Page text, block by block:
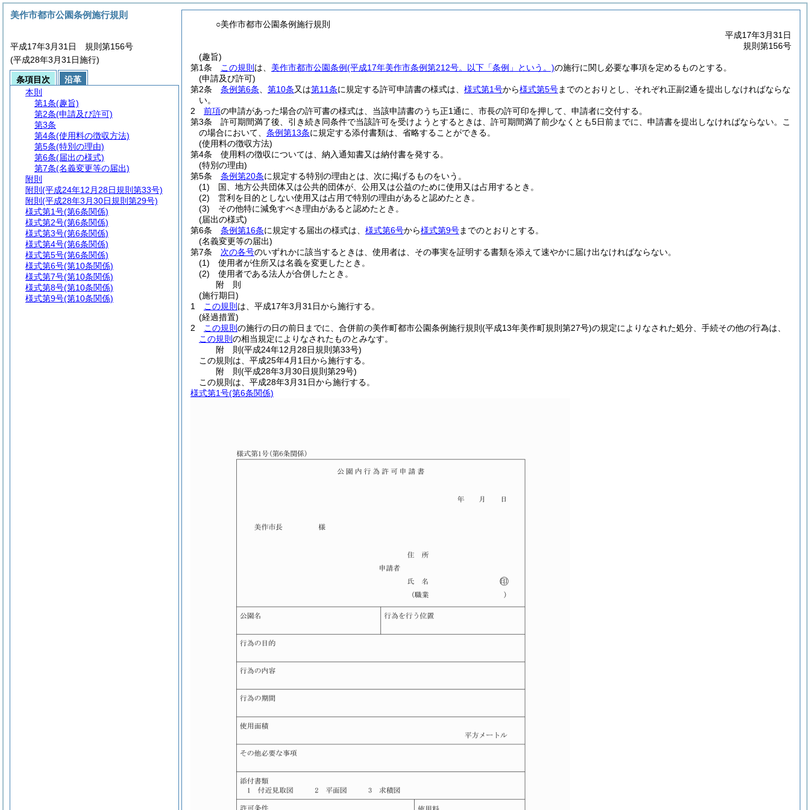
○美作市都市公園条例施行規則
平成17年3月31日
規則第156号
(趣旨)
第1条
この規則 は、 美作市都市公園条例(平成17年美作市条例第212号。以下「条例」という。)の施行に関し必要な事項を定めるものとする。
(申請及び許可)
第2条
条例第6条 第10条又は第11条に規定する許可申請書の様式は、 様式第1号から様式第5号までのとおりとし、それぞれ正副2通を提出しなければならな
い。
2
前項の申請があった場合の許可書の様式は、当該申請書のうち正1通に、市長の許可印を押して、申請者に交付する。
第3条
許可期間満了後、引き続き同条件で当該許可を受けようとするときは、許可期間満了前少なくとも5日前までに、申請書を提出しなければならない。
こ
の場合において、 条例第13条に規定する添付書類は、省略することができる。
(使用料の徴収方法)
第4条
使用料の徴収については、納入通知書又は納付書を発する。
(特別の理由)
第5条
条例第20条に規定する特別の理由とは、次に掲げるものをいう。
(1)
国、地方公共団体又は公共的団体が、公用又は公益のために使用又は占用するとき。
(2)
営利を目的としない使用又は占用で特別の理由があると認めたとき。
(3)
その他特に減免すべき理由があると認めたとき。
(届出の様式)
第6条
条例第16条に規定する届出の様式は、 様式第6号から様式第9号までのとおりとする。
(名義変更等の届出)
第7条
次の各号のいずれかに該当するときは、使用者は、その事実を証明する書類を添えて速やかに届け出なければならない。
(1)
使用者が住所又は名義を変更したとき。
(2)
使用者である法人が合併したとき。
附 則
(施行期日)
1
この規則 は、平成17年3月31日から施行する。
(経過措置)
2
この規則 の施行の日の前日までに、合併前の美作町都市公園条例施行規則 (平成13年美作町規則第27号)の規定によりなされた処分、手続その他の行為は、
この規則 の相当規定によりなされたものとみなす。
附 則(平成24年12月28日規則第33号)
この規則は、平成25年4月1日から施行する。
附 則(平成28年3月30日規則第29号)
この規則は、平成28年3月31日から施行する。
様式第1号(第6条関係)
美作市都市公園条例施行規則
平成17年3月31日 規則第156号
(平成28年3月31日施行)
条項目次
沿革
本則
第1条(趣旨)
第2条(申請及び許可)
第3条
第4条(使用料の徴収方法)
第5条(特別の理由)
第6条(届出の様式)
第7条(名義変更等の届出)
附則
附則 (平成24年12月28日規則第33号)
附則 (平成28年3月30日規則第29号)
様式第1号(第6条関係)
様式第2号(第6条関係)
様式第3号(第6条関係)
様式第4号(第6条関係)
様式第5号(第6条関係)
様式第6号(第10条関係)
様式第7号(第10条関係)
様式第8号(第10条関係)
様式第9号(第10条関係)